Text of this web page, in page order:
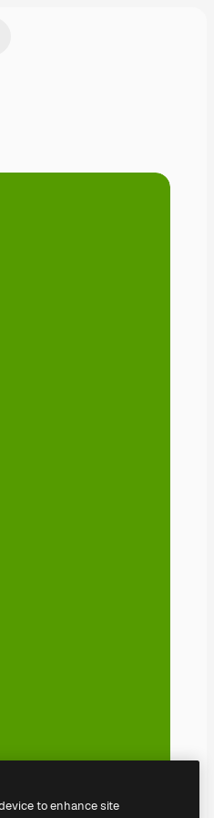
berdasarkan gambar
to enhance site